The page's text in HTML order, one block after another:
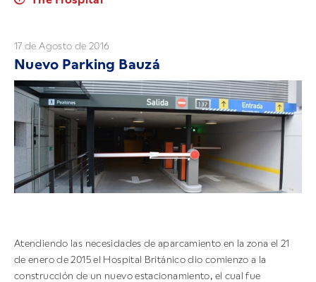
17 de Agosto de 2016
Nuevo Parking Bauzá
Atendiendo las necesidades de aparcamiento en la zona el 21
de enero de 2015 el Hospital Británico dio comienzo a la
construcción de un nuevo estacionamiento, el cual fue